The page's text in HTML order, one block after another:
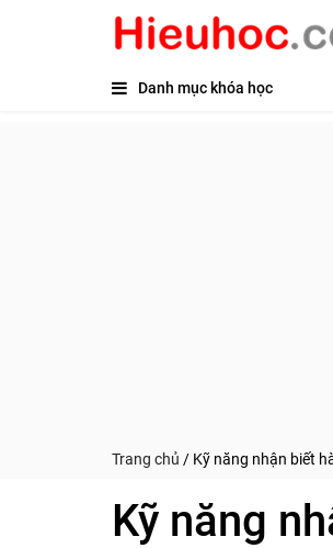
Danh mục khóa học
Trang chủ / Kỹ năng nhận biết
Kỹ năng